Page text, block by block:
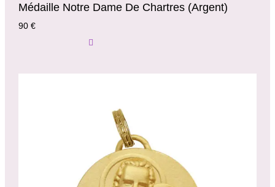
Médaille Notre Dame De Chartres (argent)
90 €